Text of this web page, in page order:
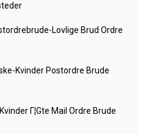
Lovlige Brud Ordre
Kvinder Postordre Brude
Г¦gte Mail Ordre Brude